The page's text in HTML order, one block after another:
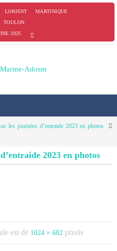
LORIENT
MARTINIQUE
TOULON
2025
les journées d’entraide 2023 en photos
2023 en photos
est de 1024 × 682 pixels